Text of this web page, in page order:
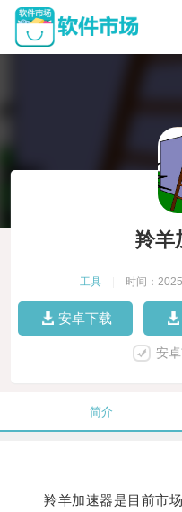
羚羊
工具 时间：
安卓下载
安
简介
羚羊加速器是目前市场